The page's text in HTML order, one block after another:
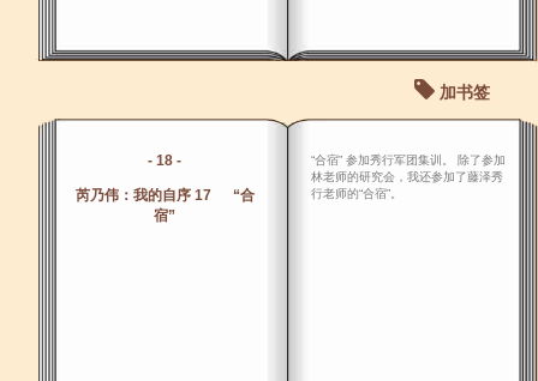
加书签
- 18 -
芮乃伟：我的自序 17 “合
宿”
“合宿” 参加秀行军团集训。 除了参加
林老师的研究会，我还参加了藤泽秀
行老师的“合宿”。